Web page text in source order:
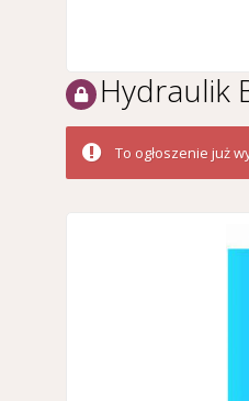
Hydraulik
To ogłoszenie już